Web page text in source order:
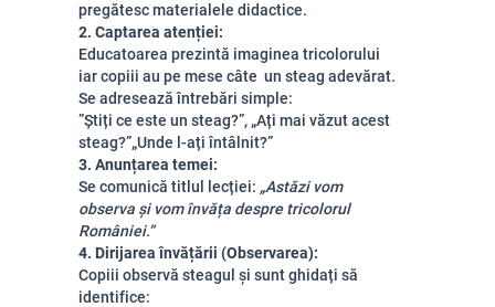
pregătesc materialele didactice.
2. Captarea atenției:
Educatoarea prezintă imaginea tricolorului
iar copiii au pe mese câte un steag adevărat.
Se adresează întrebări simple:
”Știți ce este un steag?”, „Ați mai văzut acest
steag?”„Unde l-ați întâlnit?”
3. Anunțarea temei:
Se comunică titlul lecției: „Astăzi vom
observa și vom învăța despre tricolorul
României.”
4. Dirijarea învățării (Observarea):
Copiii observă steagul și sunt ghidați să
identifice: